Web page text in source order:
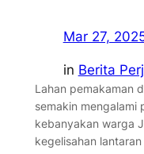
Mar 27,
in Berita
Lahan pemakaman
semakin mengalami
kebanyakan warga
kegelisahan